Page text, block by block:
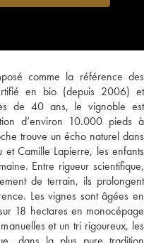
comme la référence des
en bio (depuis 2006) et
de 40 ans, le vignoble est
d’environ 10.000 pieds à
trouve un écho naturel dans
Camille Lapierre, les enfants
Entre rigueur scientifique,
de terrain, ils prolongent
Les vignes sont âgées en
18 hectares en monocépage
et un tri rigoureux, les